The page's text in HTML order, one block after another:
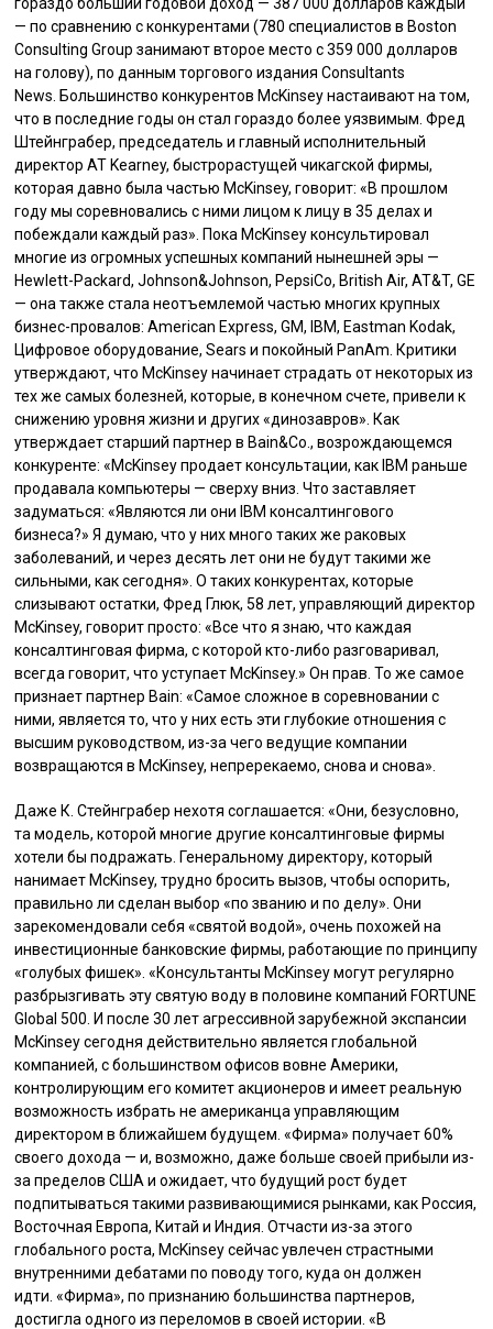
— по сравнению с конкурентами (780 специалистов в Boston
Consulting Group занимают второе место с 359 000 долларов
на голову), по данным торгового издания Consultants
News. Большинство конкурентов McKinsey настаивают на том,
что в последние годы он стал гораздо более уязвимым. Фред
Штейнграбер, председатель и главный исполнительный
директор AT Kearney, быстрорастущей чикагской фирмы,
которая давно была частью McKinsey, говорит: «В прошлом
году мы соревновались с ними лицом к лицу в 35 делах и
побеждали каждый раз». Пока McKinsey консультировал
многие из огромных успешных компаний нынешней эры —
Hewlett-Packard, Johnson&Johnson, PepsiCo, British Air, AT&T, GE
— она также стала неотъемлемой частью многих крупных
бизнес-провалов: American Express, GM, IBM, Eastman Kodak,
Цифровое оборудование, Sears и покойный PanAm. Критики
утверждают, что McKinsey начинает страдать от некоторых из
тех же самых болезней, которые, в конечном счете, привели к
снижению уровня жизни и других «динозавров». Как
утверждает старший партнер в Bain&Co., возрождающемся
конкуренте: «McKinsey продает консультации, как IBM раньше
продавала компьютеры — сверху вниз. Что заставляет
задуматься: «Являются ли они IBM консалтингового
бизнеса?» Я думаю, что у них много таких же раковых
заболеваний, и через десять лет они не будут такими же
сильными, как сегодня». О таких конкурентах, которые
слизывают остатки, Фред Глюк, 58 лет, управляющий директор
McKinsey, говорит просто: «Все что я знаю, что каждая
консалтинговая фирма, с которой кто-либо разговаривал,
всегда говорит, что уступает McKinsey.» Он прав. То же самое
признает партнер Bain: «Самое сложное в соревновании с
ними, является то, что у них есть эти глубокие отношения с
высшим руководством, из-за чего ведущие компании
возвращаются в McKinsey, непререкаемо, снова и снова».
Даже К. Стейнграбер нехотя соглашается: «Они, безусловно,
та модель, которой многие другие консалтинговые фирмы
хотели бы подражать. Генеральному директору, который
нанимает McKinsey, трудно бросить вызов, чтобы оспорить,
правильно ли сделан выбор «по званию и по делу». Они
зарекомендовали себя «святой водой», очень похожей на
инвестиционные банковские фирмы, работающие по принципу
«голубых фишек». «Консультанты McKinsey могут регулярно
разбрызгивать эту святую воду в половине компаний FORTUNE
Global 500. И после 30 лет агрессивной зарубежной экспансии
McKinsey сегодня действительно является глобальной
компанией, с большинством офисов вовне Америки,
контролирующим его комитет акционеров и имеет реальную
возможность избрать не американца управляющим
директором в ближайшем будущем. «Фирма» получает 60%
своего дохода — и, возможно, даже больше своей прибыли из-
за пределов США и ожидает, что будущий рост будет
подпитываться такими развивающимися рынками, как Россия,
Восточная Европа, Китай и Индия. Отчасти из-за этого
глобального роста, McKinsey сейчас увлечен страстными
внутренними дебатами по поводу того, куда он должен
идти. «Фирма», по признанию большинства партнеров,
достигла одного из переломов в своей истории. «В